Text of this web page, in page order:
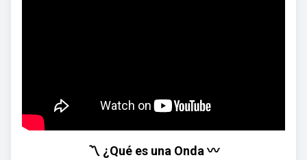
〽️ ¿Qué es una Onda 〰️